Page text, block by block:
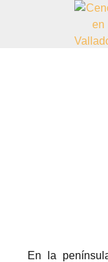
“La
En la